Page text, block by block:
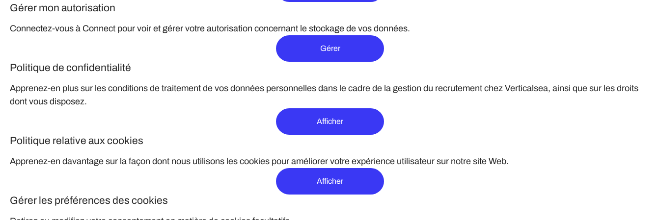
Gérer mon autorisation
Connectez-vous à Connect pour voir et gérer votre autorisation concernant le stockage de vos données.
Gérer
Politique de confidentialité
Apprenez-en plus sur les conditions de traitement de vos données personnelles dans le cadre de la gestion du recrutement chez Verticalsea, ainsi que sur les droits
dont vous disposez.
Afficher
Politique relative aux cookies
Apprenez-en davantage sur la façon dont nous utilisons les cookies pour améliorer votre expérience utilisateur sur notre site Web.
Afficher
Gérer les préférences des cookies